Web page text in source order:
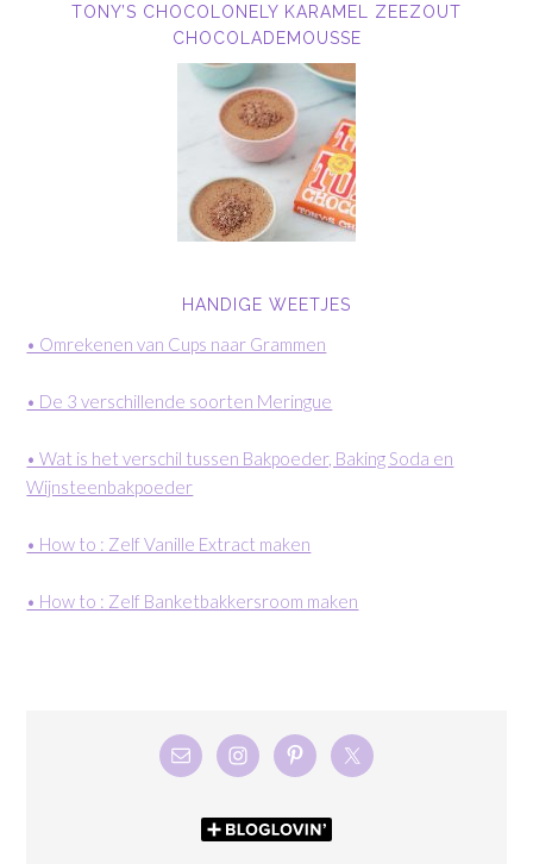
TONY’S CHOCOLONELY KARAMEL ZEEZOUT
CHOCOLADEMOUSSE
HANDIGE WEETJES
• Omrekenen van Cups naar Grammen
• De 3 verschillende soorten Meringue
• Wat is het verschil tussen Bakpoeder, Baking Soda en
Wijnsteenbakpoeder
• How to : Zelf Vanille Extract maken
• How to : Zelf Banketbakkersroom maken